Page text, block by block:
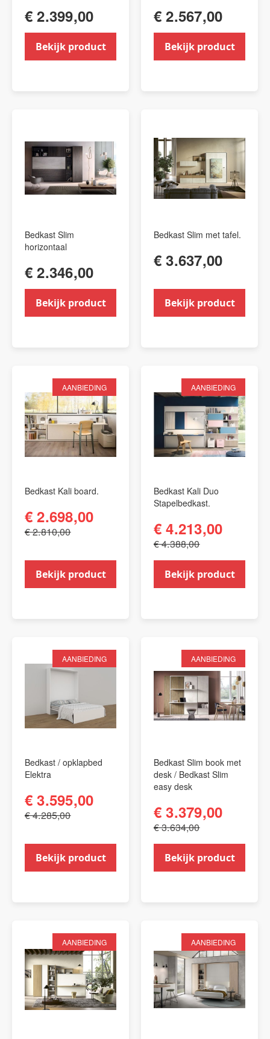
€ 2.399,00
Bekijk product
€ 2.567,00
Bekijk product
Bedkast Slim
horizontaal
€ 2.346,00
Bekijk product
Bedkast Slim met tafel.
€ 3.637,00
Bekijk product
AANBIEDING
Bedkast Kali board.
€ 2.698,00
€ 2.810,00
Bekijk product
AANBIEDING
Bedkast Kali Duo
Stapelbedkast.
€ 4.213,00
€ 4.388,00
Bekijk product
AANBIEDING
Bedkast / opklapbed
Elektra
€ 3.595,00
€ 4.285,00
Bekijk product
AANBIEDING
Bedkast Slim book met
desk / Bedkast Slim
easy desk
€ 3.379,00
€ 3.634,00
Bekijk product
AANBIEDING AANBIEDING